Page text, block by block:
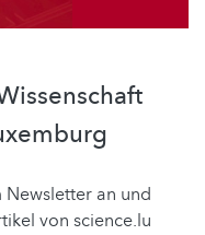
an und
von science.lu